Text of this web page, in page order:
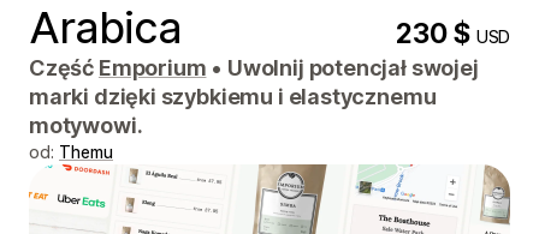
Arabica 230 $USD
Część Emporium • Uwolnij potencjał swojej
marki dzięki szybkiemu i elastycznemu
motywowi.
od: Themu